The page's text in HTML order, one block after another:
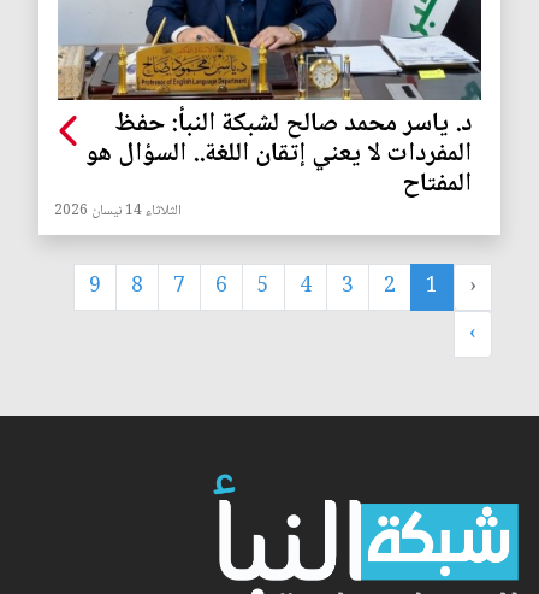
د. ياسر محمد صالح لشبكة النبأ: حفظ
المفردات لا يعني إتقان اللغة.. السؤال هو
المفتاح
الثلاثاء 14 نيسان 2026
‹
1
2
3
4
5
6
7
8
9
›